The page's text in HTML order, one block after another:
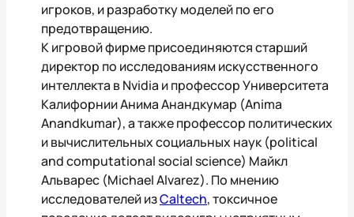
игроков, и разработку моделей по его
предотвращению.
К игровой фирме присоединяются старший
директор по исследованиям искусственного
интеллекта в Nvidia и профессор Университета
Калифорнии Анима Анандкумар (Anima
Anandkumar), а также профессор политических
и вычислительных социальных наук (political
and computational social science) Майкл
Альварес (Michael Alvarez). По мнению
исследователей изCaltech, токсичное